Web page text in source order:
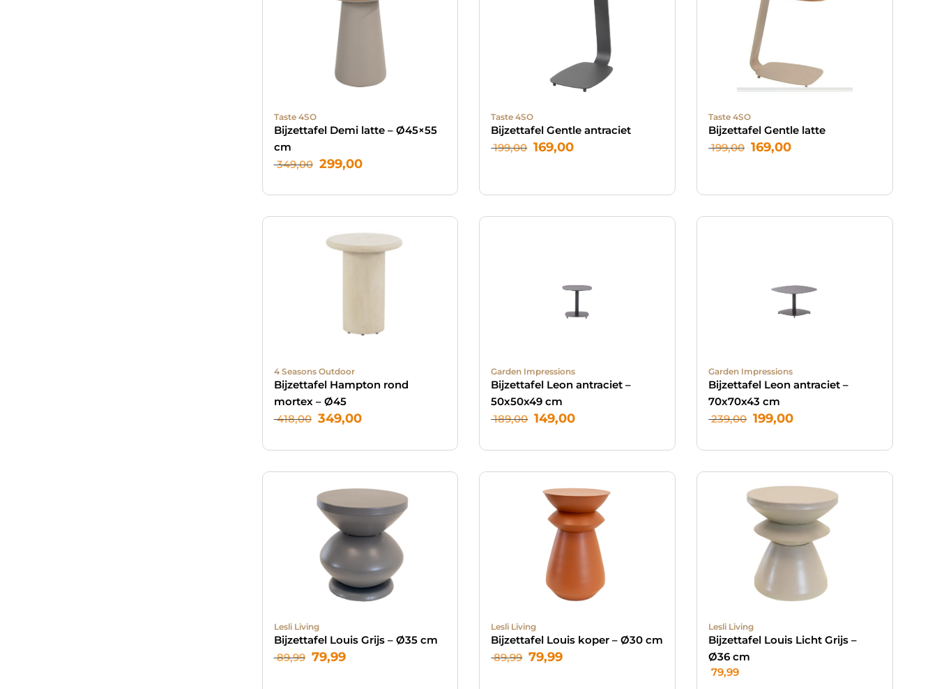
Taste 4SO
Bijzettafel Demi latte – Ø45×55
cm
349,00 299,00
Taste 4SO
Bijzettafel Gentle antraciet
199,00 169,00
Taste 4SO
Bijzettafel Gentle latte
199,00 169,00
4 Seasons Outdoor
Bijzettafel Hampton rond
mortex – Ø45
418,00 349,00
Garden Impressions
Bijzettafel Leon antraciet –
50x50x49 cm
189,00 149,00
Garden Impressions
Bijzettafel Leon antraciet –
70x70x43 cm
239,00 199,00
Lesli Living
Bijzettafel Louis Grijs – Ø35 cm
89,99 79,99
Lesli Living
Bijzettafel Louis koper – Ø30 cm
89,99 79,99
Lesli Living
Bijzettafel Louis Licht Grijs –
Ø36 cm
79,99